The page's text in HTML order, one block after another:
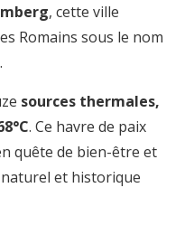
, cette ville
Romains sous le nom
sources thermales,
. Ce havre de paix
quête de bien-être et
et historique